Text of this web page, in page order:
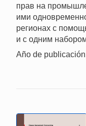
прав на
ими
регионах с
и с одним
Año de